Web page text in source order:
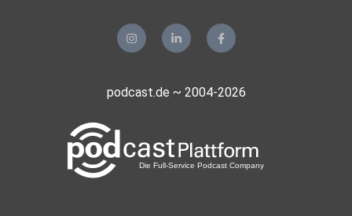
podcast.de ~ 2004-2026